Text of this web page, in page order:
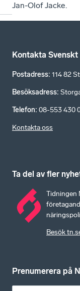
Jan-Olof Jacke.
Kontakta
Postadress: 114 82
Besöksadress:
Telefon: 08-553 430
Kontakta oss
Ta del av fler
Tidningen
Besök
Prenumerera på